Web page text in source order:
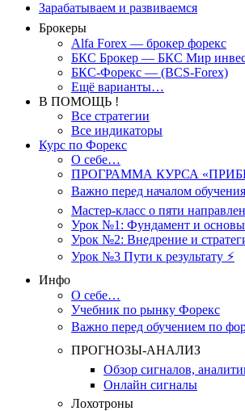
Зарабатываем и развиваемся
Брокеры
Alfa Forex — брокер форекс
БКС Брокер — БКС Мир
БКС-Форекс — (BCS-Forex)
Ещё варианты…
В ПОМОЩЬ !
Все стратегии
Все индикаторы
Курс по Форекс
О себе…
ПРОГРАММА КУРСА
Важно перед началом
Мастер-класс о пяти
Урок №1: Фундамент и основы
Урок №2: Внедрение и
Урок №3 Пути к результату ⚡️
Инфо
О себе…
Учебник по рынку Форекс
Важно перед обучением по
ПРОГНОЗЫ-АНАЛИЗ
Обзор сигналов,
Онлайн сигналы
Лохотроны